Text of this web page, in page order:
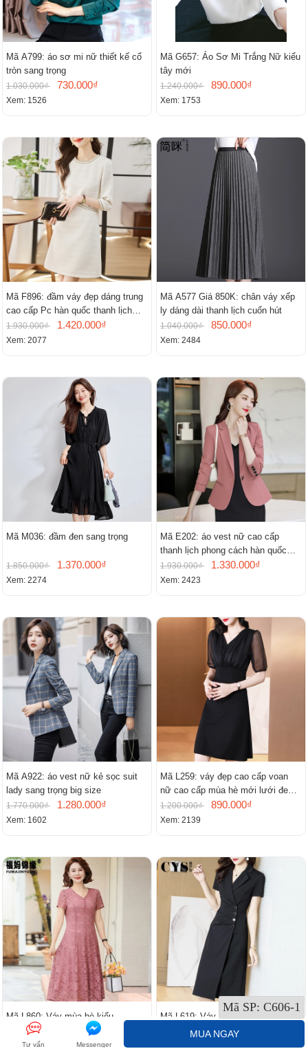
Mã SP: C606-1
Mã A799: áo sơ mi nữ thiết kế cổ
tròn sang trọng
1.030.000₫ 730.000₫
Xem: 1526
Mã G657: Áo Sơ Mi Trắng Nữ kiểu
tây mới
1.240.000₫ 890.000₫
Xem: 1753
Mã F896: đầm váy đẹp dáng trung
cao cấp Pc hàn quốc thanh lịch
mới
1.930.000₫ 1.420.000₫
Xem: 2077
Mã A577 Giá 850K: chân váy xếp
ly dáng dài thanh lịch cuốn hút
1.040.000₫ 850.000₫
Xem: 2484
Mã M036: đầm đen sang trọng
1.850.000₫ 1.370.000₫
Xem: 2274
Mã E202: áo vest nữ cao cấp
thanh lịch phong cách hàn quốc
mới
1.930.000₫ 1.330.000₫
Xem: 2423
Mã A922: áo vest nữ kẻ sọc suit
lady sang trọng big size
1.770.000₫ 1.280.000₫
Xem: 1602
Mã L259: váy đẹp cao cấp voan
nữ cao cấp mùa hè mới lưới đen
cao cấp khí chất nhỏ tay ngắn
1.200.000₫ 890.000₫
Xem: 2139
Mã L860: Váy mùa hè kiểu
phương Tây cho bà mẹ trung niên
1.320.000₫ 950.000₫
Mã L619: Váy vest đen cho nữ cao
cấp mùa hè dự tiệc trang trọng cao
3.330.000₫
Tư vấn Messenger
MUA NGAY